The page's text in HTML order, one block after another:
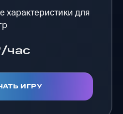
характеристики для
час
ИГРУ